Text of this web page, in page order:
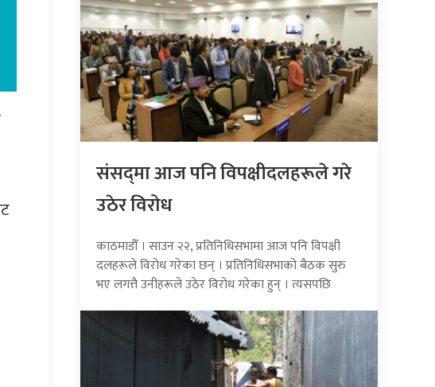
संसद्‍मा आज पनि विपक्षीदलहरूले गरे
उठेर विरोध
काठमाडौँ । साउन २२, प्रतिनिधिसभामा आज पनि विपक्षी
दलहरूले विरोध गरेका छन् । प्रतिनिधिसभाको बैठक सुरु
भए लगत्तै उनीहरूले उठेर विरोध गरेका हुन् । त्यसपछि